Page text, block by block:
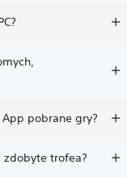
pobrane gry?
zdobyte trofea?